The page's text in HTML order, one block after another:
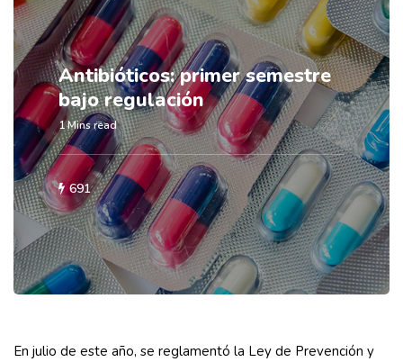
Antibióticos: primer semestre
bajo regulación
1 Mins read
691
En julio de este año, se reglamentó la Ley de Prevención y